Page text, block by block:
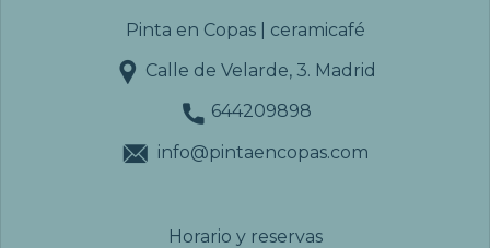
Pinta en Copas | ceramicafé
Calle de Velarde, 3. Madrid
644209898
info@pintaencopas.com
Horario y reservas